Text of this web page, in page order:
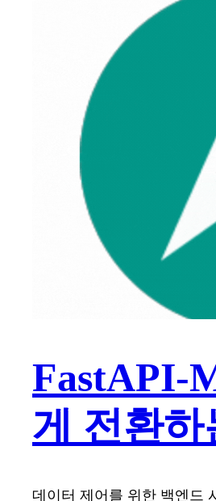
FastAPI-
게 전환하
데이터 제어를 위한 백엔드